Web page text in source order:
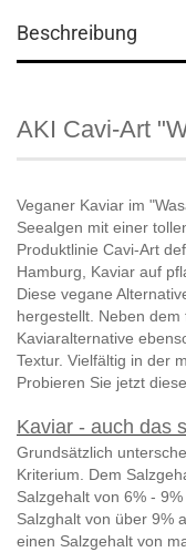
Beschreibung
AKI Cavi-Art
Veganer Kaviar im
Seealgen mit einer
Produktlinie Cavi-Art
Hamburg, Kaviar auf
Diese vegane
hergestellt. Neben
Kaviaralternative
Textur. Vielfältig in der
Probieren Sie jetzt
Kaviar - auch das
Grundsätzlich
Kriterium. Dem
Salzgehalt von 6% -
Salzghalt von über 9%
einen Salzgehalt von